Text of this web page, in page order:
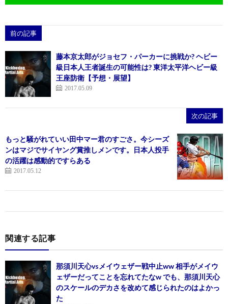
前の記事
藤本京太郎がジョセフ・パーカーに挑戦か? ヘビー
級日本人王者誕生の可能性は? 東洋太平洋ヘビー級
王座防衛【予想・展望】
2017.05.09
次の記事
もっと騒がれていい田中マー君のすごさ。今シーズ
ンはマジでサイヤング賞推しメンです。日本人投手
の活躍は感動的ですらある
2017.05.12
関連する記事
那須川天心vsメイウェザー戦中止ww 相手がメイウ
ェザーだってことを忘れてたなw でも、那須川天心
のスケールのデカさを改めて感じられたのはよかっ
た